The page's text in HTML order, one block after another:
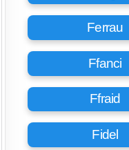
Ferrau
Ffanci
Ffraid
Fidel